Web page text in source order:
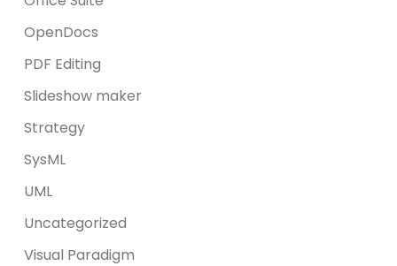
OpenDocs
PDF Editing
Slideshow maker
Strategy
SysML
UML
Uncategorized
Visual Paradigm